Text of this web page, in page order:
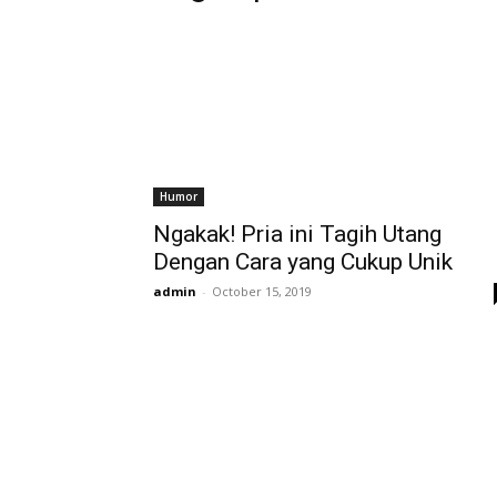
Humor
Ngakak! Pria ini Tagih Utang
Dengan Cara yang Cukup Unik
admin - October 15, 2019